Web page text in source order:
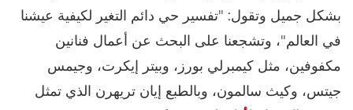
بشكل جميل وتقول: "تفسير حي دائم التغير لكيفية عيشنا
في العالم"، وتشجعنا على البحث عن أعمال فنانين
مكفوفين، مثل كيمبرلي بورز، وبيتر إيكرت، وجيمس
جيتس، وكيث سالمون، وبالطبع إيان تريهرن الذي تمثل